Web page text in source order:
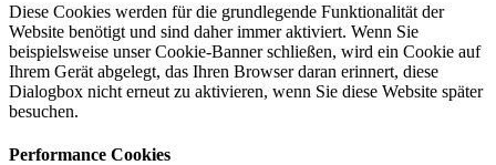
Diese Cookies werden für die grundlegende Funktionalität der
Website benötigt und sind daher immer aktiviert. Wenn Sie
beispielsweise unser Cookie-Banner schließen, wird ein Cookie auf
Ihrem Gerät abgelegt, das Ihren Browser daran erinnert, diese
Dialogbox nicht erneut zu aktivieren, wenn Sie diese Website später
besuchen.
Performance Cookies